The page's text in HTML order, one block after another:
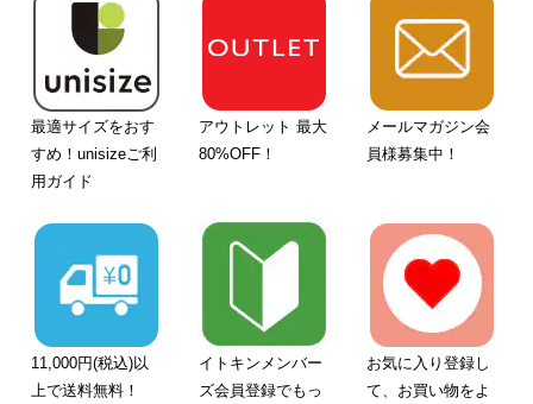
最適サイズをおす
すめ！unisizeご利
用ガイド
アウトレット 最大
80%OFF！
メールマガジン会
員様募集中！
11,000円(税込)以
上で送料無料！
イトキンメンバー
ズ会員登録でもっ
お気に入り登録し
て、お買い物をよ